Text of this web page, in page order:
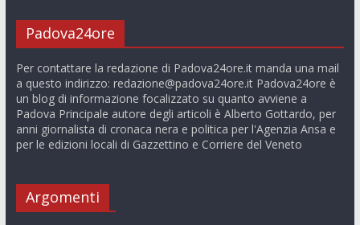
Padova24ore
Per contattare la redazione di Padova24ore.it manda una mail
a questo indirizzo: redazione@padova24ore.itPadova24ore è
un blog di informazione focalizzato su quanto avviene a
Padova Principale autore degli articoli è Alberto Gottardo, per
anni giornalista di cronaca nera e politica per l'Agenzia Ansa e
per le edizioni locali di Gazzettino e Corriere del Veneto
Argomenti